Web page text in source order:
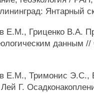
Янтарный
Е.М., Гриценко В.А.
данным
Е.М., Тримонис
Г.